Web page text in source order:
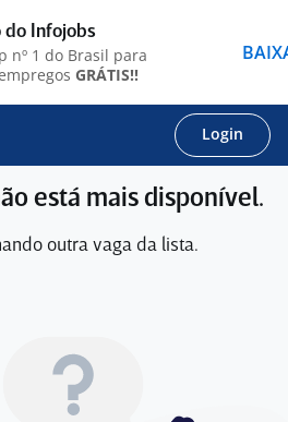
Login
está mais disponível.
outra vaga da lista.
do Infojobs
nº 1 do Brasil para
GRÁTIS!!